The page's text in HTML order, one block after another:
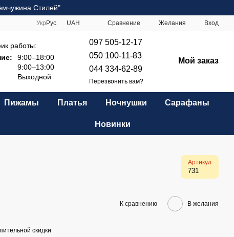
Стилей"
Укр Рус UAH Сравнение Желания Вход
работы:
9:00–18:00
9:00–13:00
Выходной
097 505-12-17
050 100-11-83
044 334-62-89
Перезвонить вам?
Мой заказ
Пижамы Платья Ночнушки Сарафаны
Новинки
Артикул
731
К сравнению В желания
скидки